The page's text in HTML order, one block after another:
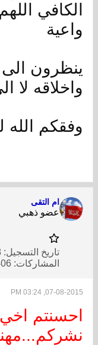
الكافي
واعية
ينظرون
واخلاقه لا
وفقكم الله
ام التقى
عضو ذهبي
تاريخ التسجيل:
المشاركات:
07-08-2015, 03:24 PM
احسنتم